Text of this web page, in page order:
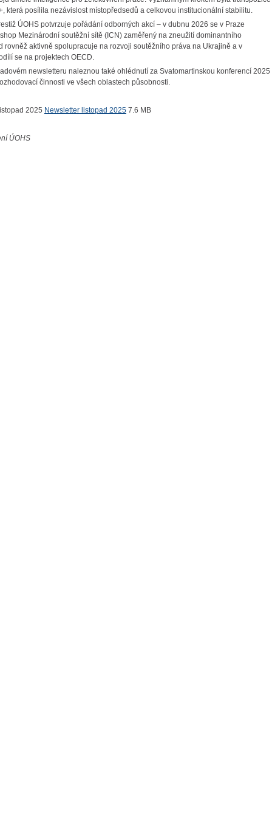
která posílila nezávislost místopředsedů a celkovou institucionální stabilitu.
ÚOHS potvrzuje pořádání odborných akcí – v dubnu 2026 se v Praze
Mezinárodní soutěžní sítě (ICN) zaměřený na zneužití dominantního
rovněž aktivně spolupracuje na rozvoji soutěžního práva na Ukrajině a v
se na projektech OECD.
newsletteru naleznou také ohlédnutí za Svatomartinskou konferencí 2025
činnosti ve všech oblastech působnosti.
Newsletter listopad 2025 7.6 MB
ÚOHS